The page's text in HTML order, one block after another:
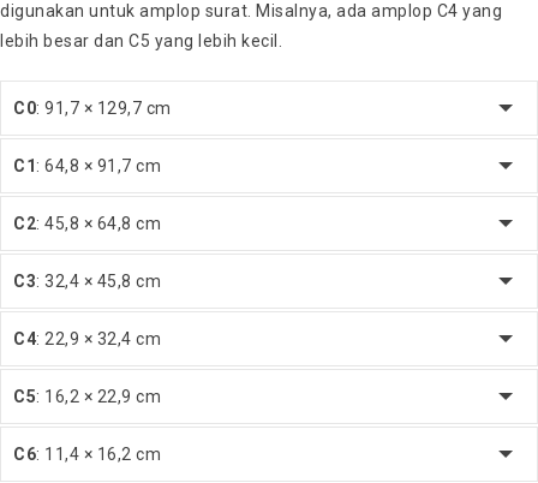
digunakan untuk amplop surat. Misalnya, ada amplop C4 yang
lebih besar dan C5 yang lebih kecil.
C0: 91,7 × 129,7 cm
C1 : 64,8 × 91,7 cm
C2: 45,8 × 64,8 cm
C3: 32,4 × 45,8 cm
C4: 22,9 × 32,4 cm
C5: 16,2 × 22,9 cm
C6: 11,4 × 16,2 cm